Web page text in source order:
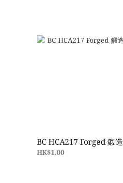
BC HCA217 Forged 鍛造
HK$1.00